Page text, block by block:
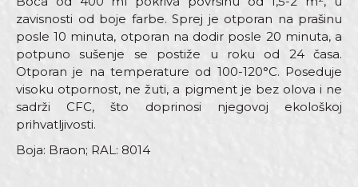
zavisnosti od boje farbe. Sprej je otporan na prašinu
posle 10 minuta, otporan na dodir posle 20 minuta, a
potpuno sušenje se postiže u roku od 24 časa.
Otporan je na temperature od 100-120°C. Poseduje
visoku otpornost, ne žuti, a pigment je bez olova i ne
sadrži CFC, što doprinosi njegovoj ekološkoj
prihvatljivosti.
Boja: Braon; RAL: 8014